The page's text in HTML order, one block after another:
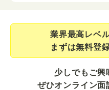
業界最⾼レベ
まずは無料登
少しでもご興
ぜひオンライン面